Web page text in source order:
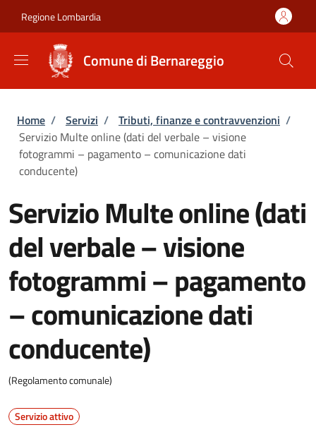
Regione Lombardia
Comune di Bernareggio
Briciole di pane
Home / Servizi / Tributi, finanze e contravvenzioni /
Servizio Multe online (dati del verbale – visione
fotogrammi – pagamento – comunicazione dati
conducente)
Servizio Multe online (dati
del verbale – visione
fotogrammi – pagamento
– comunicazione dati
conducente)
(Regolamento comunale)
Servizio attivo